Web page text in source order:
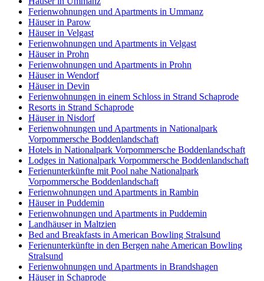
Ferienwohnungen und Apartments in Ummanz
Häuser in Parow
Häuser in Velgast
Ferienwohnungen und Apartments in Velgast
Häuser in Prohn
Ferienwohnungen und Apartments in Prohn
Häuser in Wendorf
Häuser in Devin
Ferienwohnungen in einem Schloss in Strand Schaprode
Resorts in Strand Schaprode
Häuser in Nisdorf
Ferienwohnungen und Apartments in Nationalpark
Vorpommersche Boddenlandschaft
Hotels in Nationalpark Vorpommersche Boddenlandschaft
Lodges in Nationalpark Vorpommersche Boddenlandschaft
Ferienunterkünfte mit Pool nahe Nationalpark
Vorpommersche Boddenlandschaft
Ferienwohnungen und Apartments in Rambin
Häuser in Puddemin
Ferienwohnungen und Apartments in Puddemin
Landhäuser in Maltzien
Bed and Breakfasts in American Bowling Stralsund
Ferienunterkünfte in den Bergen nahe American Bowling
Stralsund
Ferienwohnungen und Apartments in Brandshagen
Häuser in Schaprode